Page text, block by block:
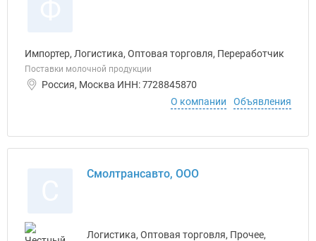
Импортер, Логистика, Оптовая торговля, Переработчик
Поставки молочной продукции
Россия, Москва ИНН: 7728845870
О компании
Объявления
Смолтрансавто, ООО
Логистика, Оптовая торговля, Прочее,